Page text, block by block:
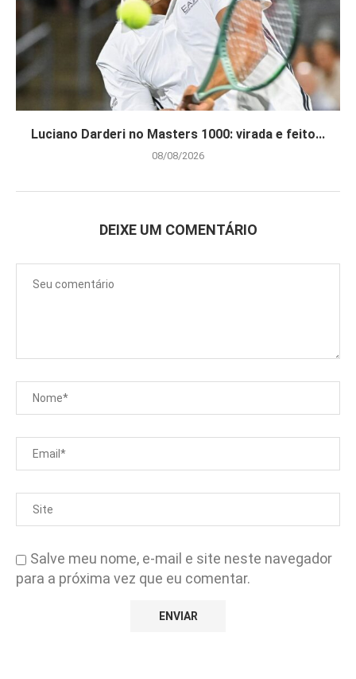
Luciano Darderi no Masters 1000: virada e feito...
08/08/2026
DEIXE UM COMENTÁRIO
Salve meu nome, e-mail e site neste navegador
para a próxima vez que eu comentar.